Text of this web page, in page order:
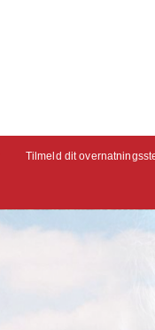
Tilmeld dit